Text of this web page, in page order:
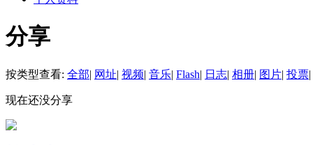
分享
按类型查看: 全部| 网址| 视频| 音乐| Flash| 日志| 相册| 图片| 投票|
现在还没分享